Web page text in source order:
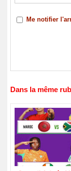
Me notifier
Dans la même